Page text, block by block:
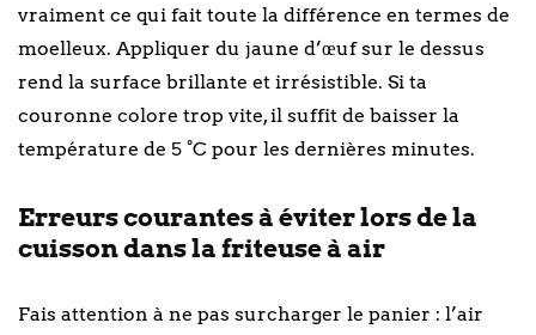
vraiment ce qui fait toute la différence en termes de
moelleux. Appliquer du jaune d’œuf sur le dessus
rend la surface brillante et irrésistible. Si ta
couronne colore trop vite, il suffit de baisser la
température de 5 °C pour les dernières minutes.
Erreurs courantes à éviter lors de la
cuisson dans la friteuse à air
Fais attention à ne pas surcharger le panier : l’air